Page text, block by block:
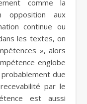
comme la
opposition aux
continue ou
les textes, on
», alors
englobe
due
par le
est aussi